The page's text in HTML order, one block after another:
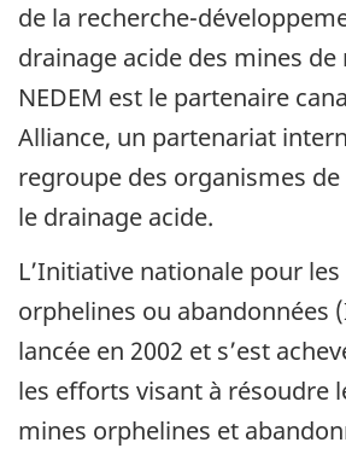
de la recherche-
drainage acide des mines de
NEDEM est le partenaire
Alliance, un partenariat
regroupe des organismes
le drainage acide.
L’Initiative nationale pour
orphelines ou abandonnées
lancée en 2002 et s’est
les efforts visant à résoudre
mines orphelines et